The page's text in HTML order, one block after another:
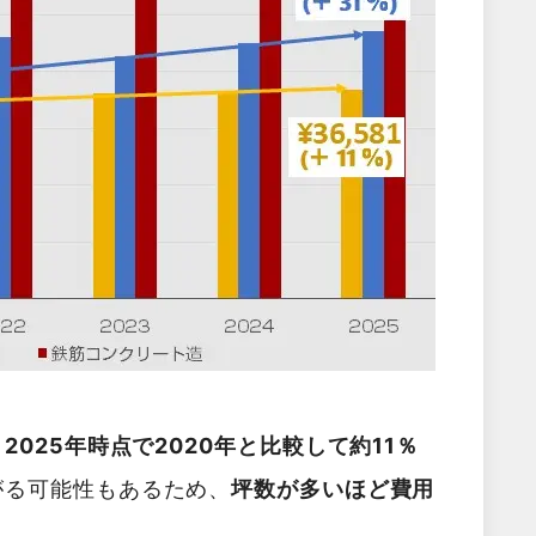
年時点で2020年と比較して約11％
可能性もあるため、坪数が多いほど費用